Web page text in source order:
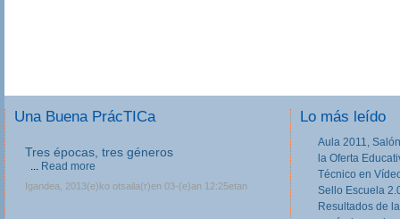
Una Buena PrácTICa
Tres épocas, tres géneros
... Read more
Igandea, 2013(e)ko otsaila(r)en 03-(e)an 12:25etan
Lo más leído
Aula 2011,
la Oferta
Técnico en
Sello Escuela
Resultados de